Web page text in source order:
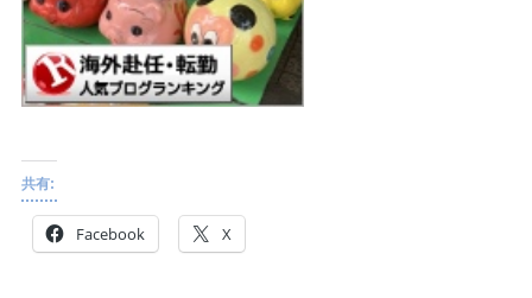
共有:
Facebook X